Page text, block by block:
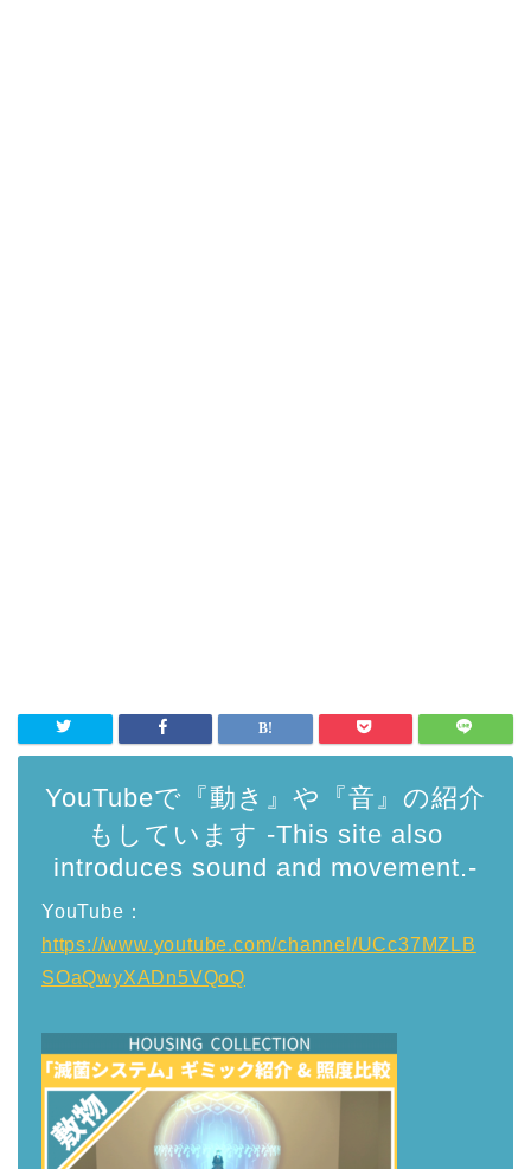
YouTubeで『動き』や『音』の紹介
もしています -This site also
introduces sound and movement.-
YouTube：
https://www.youtube.com/channel/UCc37MZLB
SOaQwyXADn5VQoQ